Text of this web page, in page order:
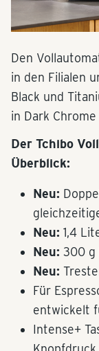
Den
in den Filialen
Black und
in Dark
Der Tchibo
Überblick:
Neu:
Neu: 1,4
Neu: 300 g
Neu:
Für
entwickelt
Intense+